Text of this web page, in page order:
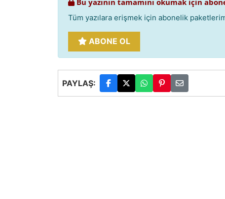
Bu yazının tamamını okumak için
Tüm yazılara erişmek için abonelik
ABONE OL
PAYLAŞ: